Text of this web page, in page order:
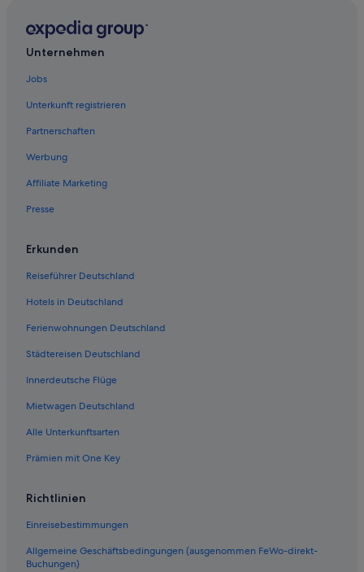
Hotels nahe Highland Park Distillery
Hotels mit Frühstück in Kirkwall
Hotels mit Meerblick in Orkney-Inseln
Unternehmen
Jobs
Unterkunft registrieren
Partnerschaften
Werbung
Affiliate Marketing
Presse
Erkunden
Reiseführer Deutschland
Hotels in Deutschland
Ferienwohnungen Deutschland
Städtereisen Deutschland
Innerdeutsche Flüge
Mietwagen Deutschland
Alle Unterkunftsarten
Prämien mit One Key
Richtlinien
Einreisebestimmungen
Allgemeine Geschäftsbedingungen (ausgenommen FeWo-direkt-
Buchungen)